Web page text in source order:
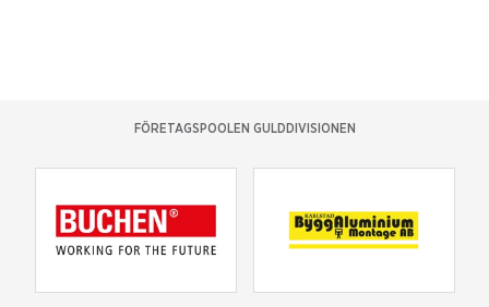
FÖRETAGSPOOLEN GULDDIVISIONEN